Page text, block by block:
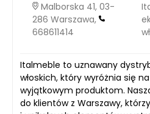
Malborska 41, 03-
286 Warszawa,
668611414
Italmeble to uznawany
włoskich, który wyróżnia się
wyjątkowym produktom.
do klientów z Warszawy,